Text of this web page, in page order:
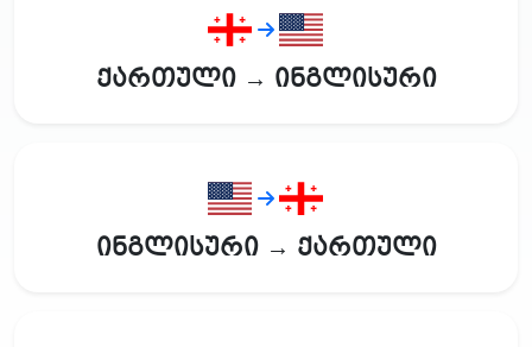
ქართული → ინგლისური
ინგლისური → ქართული